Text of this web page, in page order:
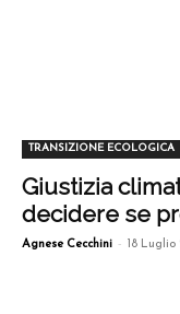
TRANSIZIONE ECOLOGICA
Giustizia
decidere se
Agnese Cecchini - 18 Luglio